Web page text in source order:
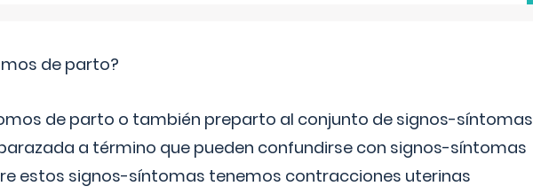
de parto?
de parto o también preparto al conjunto de signos-síntomas
a término que pueden confundirse con signos-síntomas
estos signos-síntomas tenemos contracciones uterinas